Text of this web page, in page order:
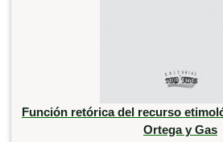
Función retórica del recurso
Ortega y Gas